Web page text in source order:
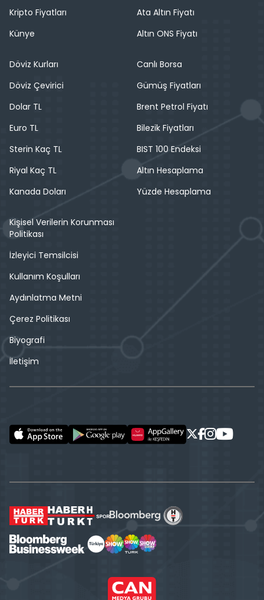
Kripto Fiyatları
Künye
Ata Altın Fiyatı
Altın ONS Fiyatı
Döviz Kurları
Döviz Çevirici
Dolar TL
Euro TL
Sterin Kaç TL
Riyal Kaç TL
Kanada Doları
Canlı Borsa
Gümüş Fiyatları
Brent Petrol Fiyatı
Bilezik Fiyatları
BIST 100 Endeksi
Altın Hesaplama
Yüzde Hesaplama
Kişisel Verilerin Korunması
Politikası
İzleyici Temsilcisi
Kullanım Koşulları
Aydınlatma Metni
Çerez Politikası
Biyografi
İletişim